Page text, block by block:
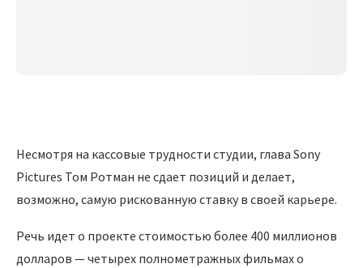
Несмотря на кассовые трудности студии, глава Sony
Pictures Том Ротман не сдает позиций и делает,
возможно, самую рискованную ставку в своей карьере.
Речь идет о проекте стоимостью более 400 миллионов
долларов — четырех полнометражных фильмах о